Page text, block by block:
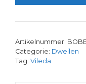
Artikelnummer:
Categorie: Dweilen
Tag: Vileda